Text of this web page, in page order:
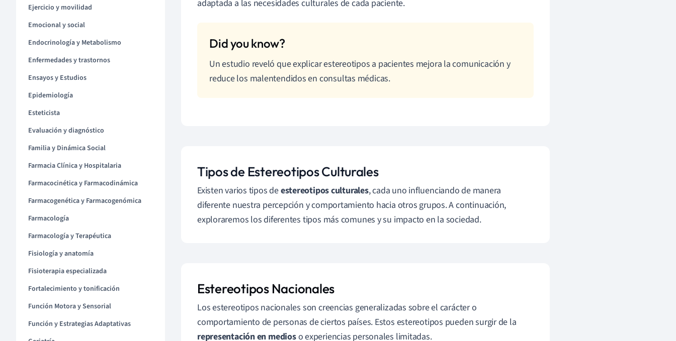
Ejercicio y movilidad
Emocional y social
Endocrinología y Metabolismo
Enfermedades y trastornos
Ensayos y Estudios
Epidemiología
Esteticista
Evaluación y diagnóstico
Familia y Dinámica Social
Farmacia Clínica y Hospitalaria
Farmacocinética y Farmacodinámica
Farmacogenética y Farmacogenómica
Farmacología
Farmacología y Terapéutica
Fisiología y anatomía
Fisioterapia especializada
Fortalecimiento y tonificación
Función Motora y Sensorial
Función y Estrategias Adaptativas
adaptada a las necesidades culturales de cada paciente.
Un estudio reveló que explicar estereotipos a pacientes mejora la comunicación y
reduce los malentendidos en consultas médicas.
Tipos de Estereotipos Culturales
Existen varios tipos deestereotipos culturales, cada uno influenciando de manera
diferente nuestra percepción y comportamiento hacia otros grupos. A continuación,
exploraremos los diferentes tipos más comunes y su impacto en la sociedad.
Estereotipos Nacionales
Los estereotipos nacionales son creencias generalizadas sobre el carácter o
comportamiento de personas de ciertos países. Estos estereotipos pueden surgir de la
representación en medioso experiencias personales limitadas.